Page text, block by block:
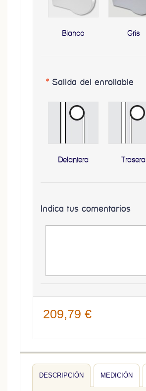
Blanco Gris
* Salida del enrollable
Delantera Trasera
Indica tus comentarios
209,79 €
DESCRIPCIÓN MEDICIÓN